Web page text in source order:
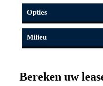
Vermogen
Aantal cilinders
Topsnelheid
Opties
Infotainment
map
Milieu
Bereken uw